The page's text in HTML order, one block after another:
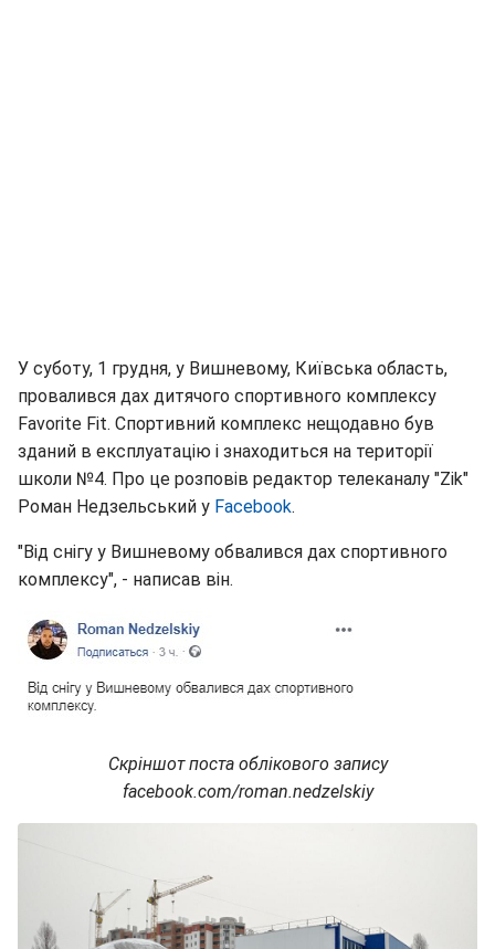
У суботу, 1 грудня, у Вишневому, Київська область,
провалився дах дитячого спортивного комплексу
Favorite Fit. Спортивний комплекс нещодавно був
зданий в експлуатацію і знаходиться на території
школи №4. Про це розповів редактор телеканалу "Zik"
Роман Недзельський у Facebook.
"Від снігу у Вишневому обвалився дах спортивного
комплексу", - написав він.
Скріншот поста облікового запису
facebook.com/roman.nedzelskiy